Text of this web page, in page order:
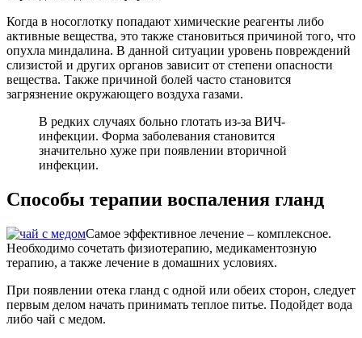
Когда в носоглотку попадают химические реагенты либо
активные вещества, это также становиться причиной того, что
опухла миндалина. В данной ситуации уровень повреждений
слизистой и других органов зависит от степени опасности
вещества. Также причиной болей часто становится
загрязнение окружающего воздуха газами.
В редких случаях больно глотать из-за ВИЧ-
инфекции. Форма заболевания становится
значительно хуже при появлении вторичной
инфекции.
Способы терапии воспаления гланд
Самое эффективное лечение – комплексное.
Необходимо сочетать физиотерапию, медикаментозную
терапию, а также лечение в домашних условиях.
При появлении отека гланд с одной или обеих сторон, следует
первым делом начать принимать теплое питье. Подойдет вода
либо чай с медом.